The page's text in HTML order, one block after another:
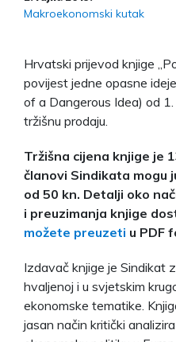
Makroekonomski kutak
Hrvatski prijevod knjige
povijest jedne opasne
of a Dangerous Idea) od
tržišnu prodaju.
Tržišna cijena knjige je
članovi Sindikata mogu
od 50 kn. Detalji oko
i preuzimanja knjige
možete preuzeti u PDF
Izdavač knjige je Sindikat
hvaljenoj i u svjetskim
ekonomske tematike.
jasan način kritički